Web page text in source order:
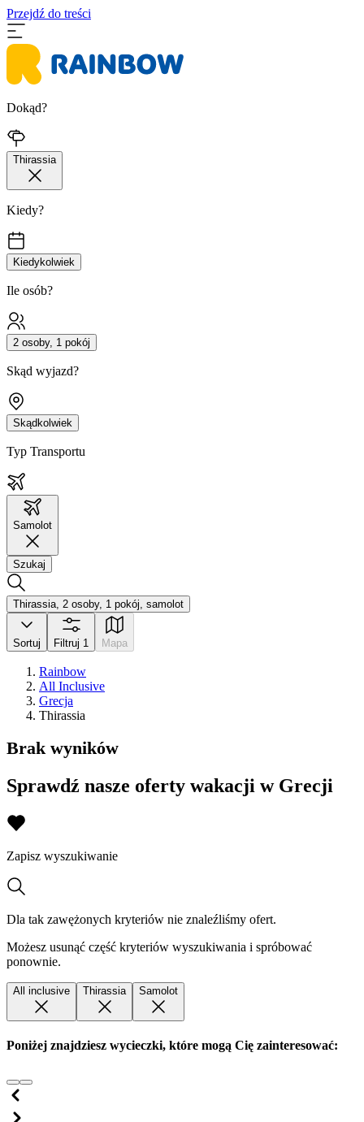
Przejdź do treści
Dokąd?
Thirassia
Kiedy?
Kiedykolwiek
Ile osób?
2 osoby, 1 pokój
Skąd wyjazd?
Skądkolwiek
Typ Transportu
Samolot
Szukaj
Thirassia, 2 osoby, 1 pokój, samolot
Sortuj Filtruj 1 Mapa
Rainbow
All Inclusive
Grecja
Thirassia
Brak wyników
Sprawdź nasze oferty wakacji w Grecji
Zapisz wyszukiwanie
Dla tak zawężonych kryteriów nie znaleźliśmy ofert.
Możesz usunąć część kryteriów wyszukiwania i spróbować
ponownie.
All inclusive Thirassia Samolot
Poniżej znajdziesz wycieczki, które mogą Cię zainteresować: